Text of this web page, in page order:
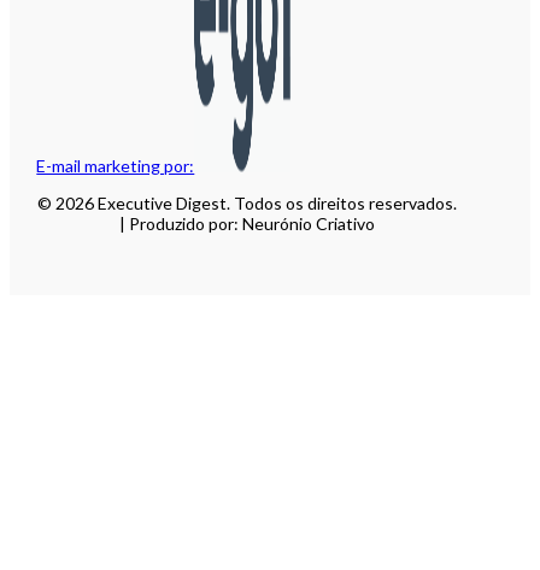
E-mail marketing por:
© 2026 Executive Digest. Todos os direitos reservados.
| Produzido por: Neurónio Criativo